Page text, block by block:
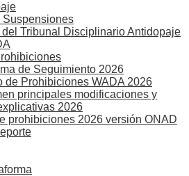
Suspensiones
del Tribunal Disciplinario Antidopaje
de Seguimiento 2026
de Prohibiciones WADA 2026
principales modificaciones y
2026
prohibiciones 2026 versión ONAD